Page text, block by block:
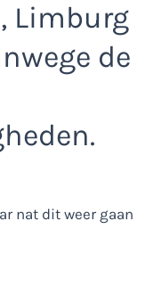
Limburg
de